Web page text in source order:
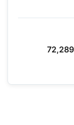
ارتفاع حصيلة الشهداء في قطاع غزة إلى 72,289